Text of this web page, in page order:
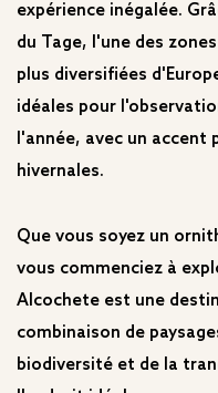
expérience inégalée.
du Tage, l'une des
plus diversifiées
idéales pour
l'année, avec un accent
hivernales.
Que vous soyez un
vous commenciez à
Alcochete est une
combinaison de
biodiversité et de la